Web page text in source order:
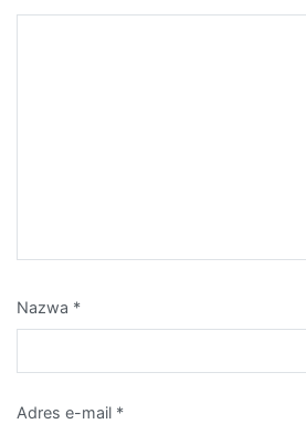
Nazwa *
Adres e-mail *